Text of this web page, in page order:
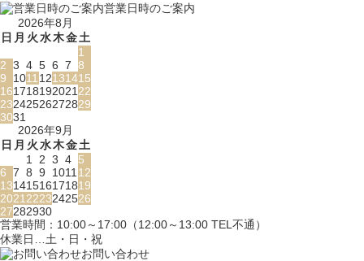
営業日時のご案内
2026年8月
日 月 火水木金土
1
2 3 4 5 6 7 8
9
1011 12131415
161718192021 22
23242526272829
3031
2026年9月
日 月 火水木金土
1
2 3 4 5
6 7 8 9 1011 12
13141516171819
2021 2223242526
27282930
営業時間：10:00～17:00（12:00～13:00 TEL不通）
休業日…土・日・祝
お問い合わせ